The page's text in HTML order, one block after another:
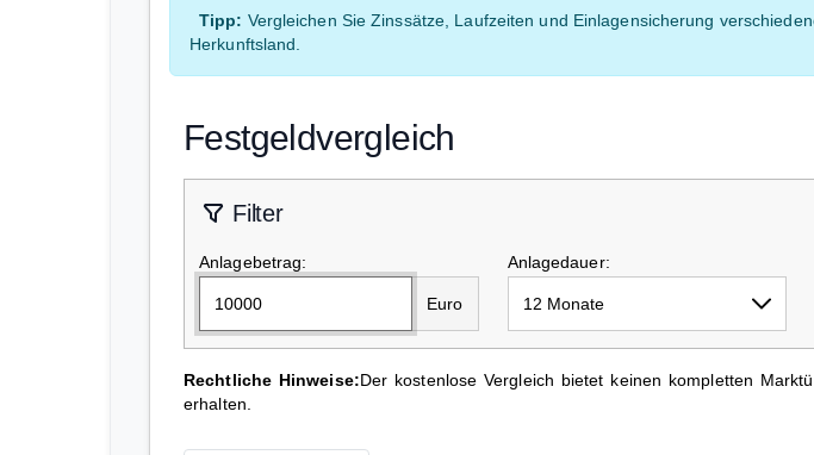
Tipp: Vergleichen Sie Zinssätze, Laufzeiten und Einlagensicherung
Herkunftsland.
Festgeldvergleich
Filter
Anlagebetrag:
Euro
Anlagedauer:
Rechtliche Hinweise:Der kostenlose Vergleich bietet keinen kompletten
erhalten.